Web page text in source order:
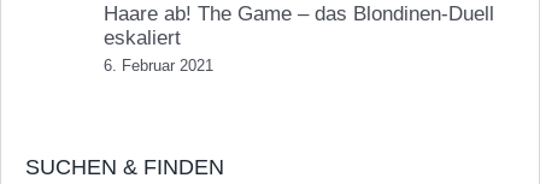
Haare ab! The Game – das Blondinen-Duell
eskaliert
6. Februar 2021
SUCHEN & FINDEN